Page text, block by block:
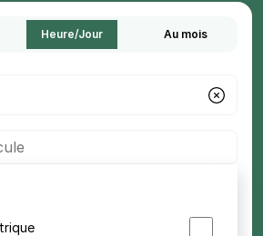
Heure/Jour Au mois
un parking ?